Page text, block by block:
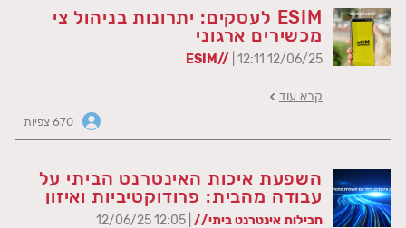
ESIM לעסקים: יתרונות בניהול צי
מכשירים ארגוני
ESIM// | 12:11 12/06/25
קרא עוד
השפעת איכות האינטרנט הביתי על
עבודה מהבית: פרודוקטיביות ואיזון
חבילות אינטרנט ביתי//